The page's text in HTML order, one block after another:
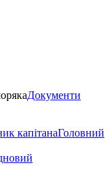
Документи
капітанаГоловний